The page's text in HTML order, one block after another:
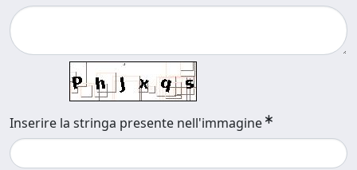
Inserire la stringa presente nell'immagine